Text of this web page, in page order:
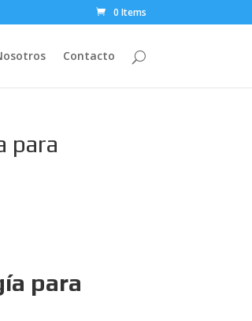
0 Items
Contacto
para
para